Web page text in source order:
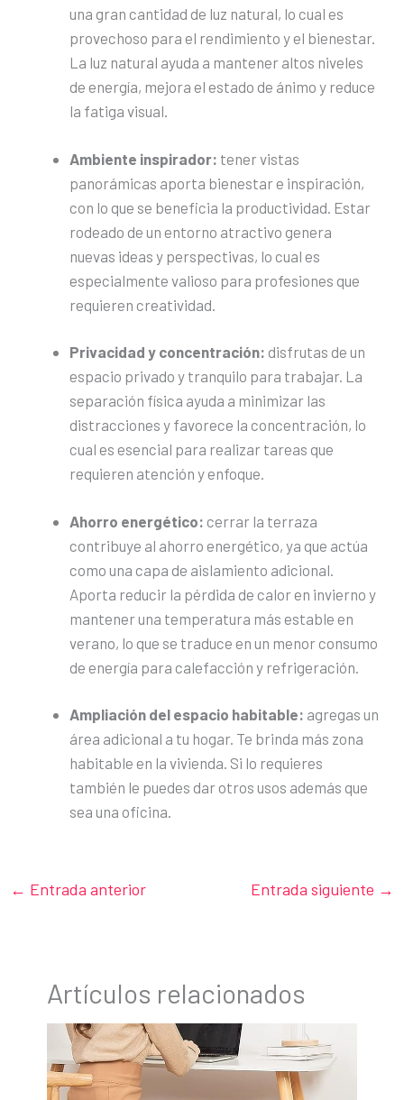
una gran cantidad de luz natural, lo cual es
provechoso para el rendimiento y el bienestar.
La luz natural ayuda a mantener altos niveles
de energía, mejora el estado de ánimo y reduce
la fatiga visual.
Ambiente inspirador: tener vistas
panorámicas aporta bienestar e inspiración,
con lo que se beneficia la productividad. Estar
rodeado de un entorno atractivo genera
nuevas ideas y perspectivas, lo cual es
especialmente valioso para profesiones que
requieren creatividad.
Privacidad y concentración: disfrutas de un
espacio privado y tranquilo para trabajar. La
separación física ayuda a minimizar las
distracciones y favorece la concentración, lo
cual es esencial para realizar tareas que
requieren atención y enfoque.
Ahorro energético: cerrar la terraza
contribuye al ahorro energético, ya que actúa
como una capa de aislamiento adicional.
Aporta reducir la pérdida de calor en invierno y
mantener una temperatura más estable en
verano, lo que se traduce en un menor consumo
de energía para calefacción y refrigeración.
Ampliación del espacio habitable: agregas un
área adicional a tu hogar. Te brinda más zona
habitable en la vivienda. Si lo requieres
también le puedes dar otros usos además que
sea una oficina.
← Entrada anterior Entrada siguiente →
Artículos relacionados